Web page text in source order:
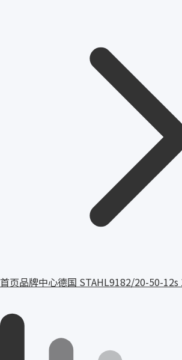
首页品牌中心德国 STAHL9182/20-50-12s